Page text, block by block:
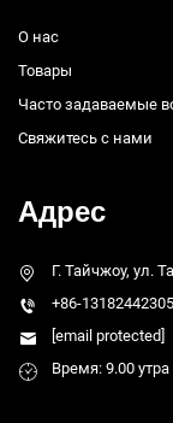
О нас
Товары
Часто задаваемые
Свяжитесь с нами
Адрес
Г. Тайчжоу, ул.
+86-13182442305
[email protected]
Время: 9.00